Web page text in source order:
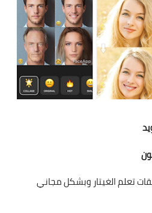
تعلم الغيتار وبشكل مجاني